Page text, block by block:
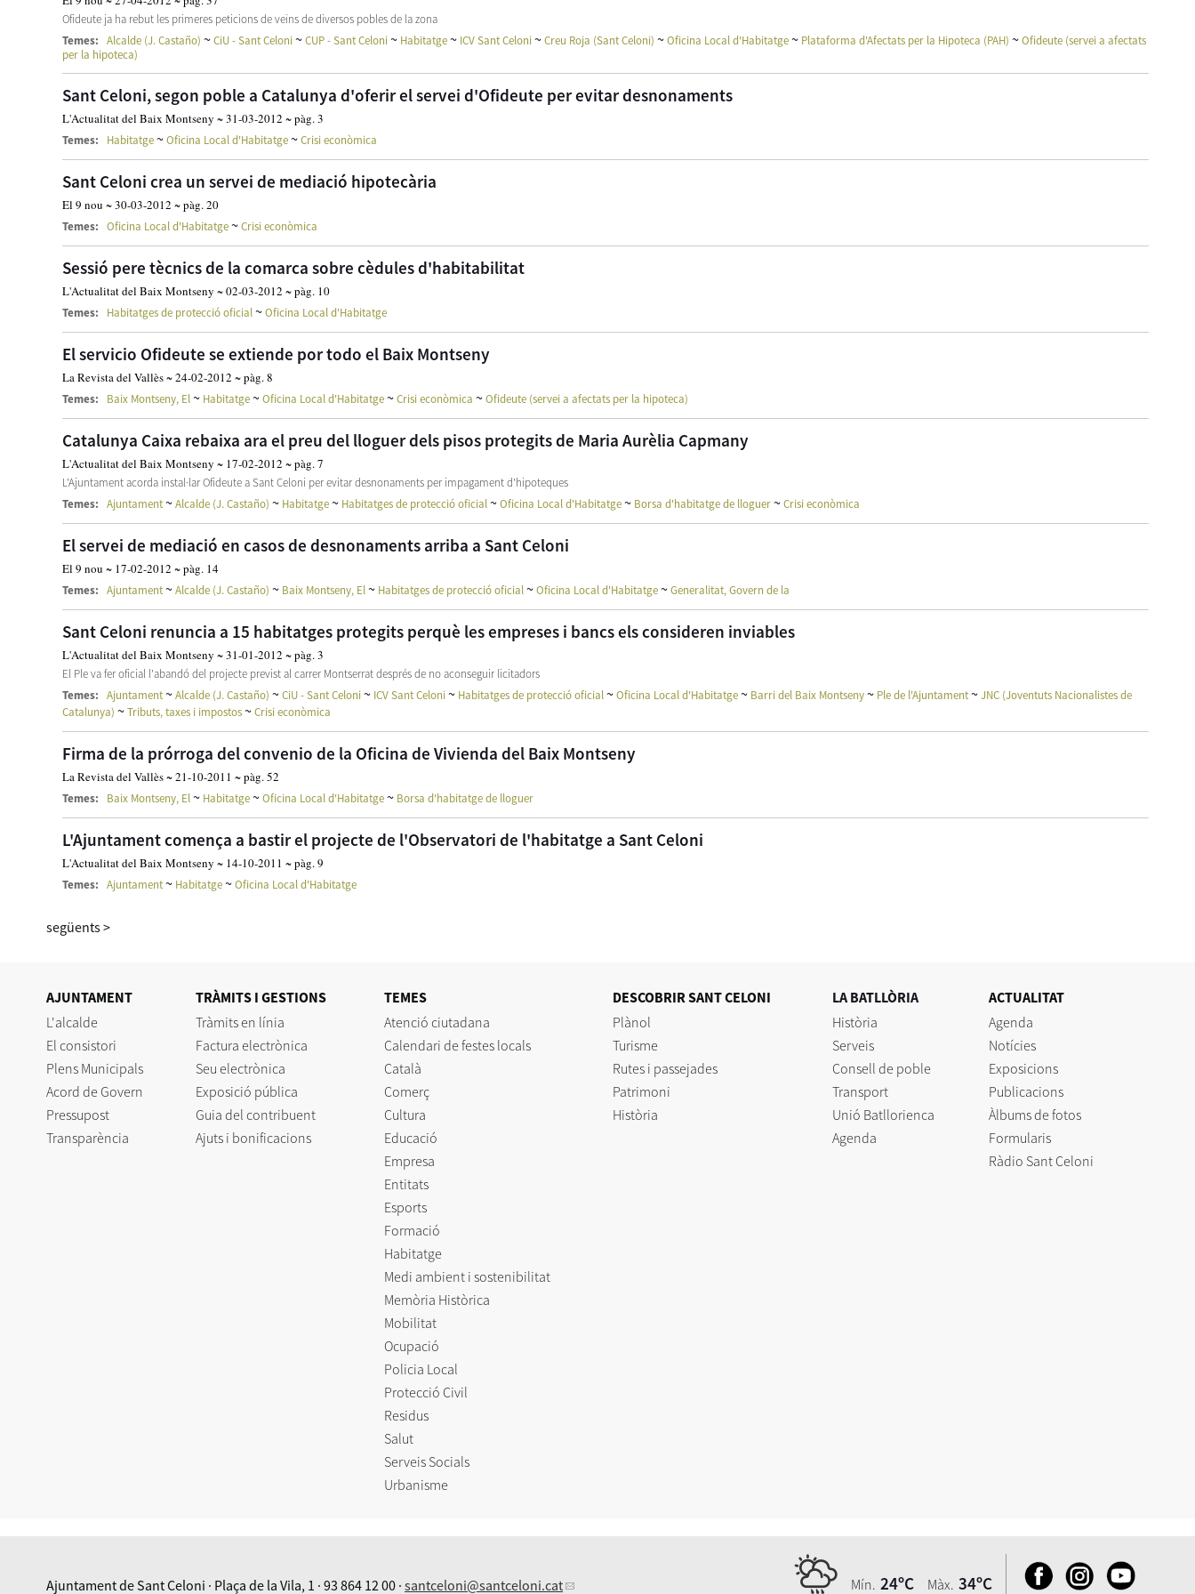
Ofideute ja ha rebut les primeres peticions de veïns de diversos pobles de la zona
Temes: Alcalde (J. Castaño) ~CiU - Sant Celoni~CUP - Sant Celoni~ Habitatge~ ICV Sant Celoni~Creu Roja (Sant Celoni) ~Oficina Local d'Habitatge~ Plataforma d'Afectats per la Hipoteca (PAH) ~Ofideute (servei a afectats
per la hipoteca)
Sant Celoni, segon poble a Catalunya d'oferir el servei d'Ofideute per evitar desnonaments
L'Actualitat del Baix Montseny ~ 31-03-2012 ~ pàg. 3
Temes: Habitatge~Oficina Local d'Habitatge~Crisi econòmica
Sant Celoni crea un servei de mediació hipotecària
El 9 nou ~ 30-03-2012 ~ pàg. 20
Temes: Oficina Local d'Habitatge~Crisi econòmica
Sessió pere tècnics de la comarca sobre cèdules d'habitabilitat
L'Actualitat del Baix Montseny ~ 02-03-2012 ~ pàg. 10
Temes: Habitatges de protecció oficial~Oficina Local d'Habitatge
El servicio Ofideute se extiende por todo el Baix Montseny
La Revista del Vallès ~ 24-02-2012 ~ pàg. 8
Temes: Baix Montseny, El~ Habitatge~Oficina Local d'Habitatge~Crisi econòmica ~Ofideute (servei a afectats per la hipoteca)
Catalunya Caixa rebaixa ara el preu del lloguer dels pisos protegits de Maria Aurèlia Capmany
L'Actualitat del Baix Montseny ~ 17-02-2012 ~ pàg. 7
L'Ajuntament acorda instal·lar Ofideute a Sant Celoni per evitar desnonaments per impagament d'hipoteques
Temes: Ajuntament~Alcalde (J. Castaño) ~ Habitatge~ Habitatges de protecció oficial~Oficina Local d'Habitatge~ Borsa d'habitatge de lloguer~Crisi econòmica
El servei de mediació en casos de desnonaments arriba a Sant Celoni
El 9 nou ~ 17-02-2012 ~ pàg. 14
Temes: Ajuntament~Alcalde (J. Castaño) ~ Baix Montseny, El~ Habitatges de protecció oficial~Oficina Local d'Habitatge~Generalitat, Govern de la
Sant Celoni renuncia a 15 habitatges protegits perquè les empreses i bancs els consideren inviables
L'Actualitat del Baix Montseny ~ 31-01-2012 ~ pàg. 3
El Ple va fer oficial l'abandó del projecte previst al carrer Montserrat després de no aconseguir licitadors
Temes: Ajuntament~Alcalde (J. Castaño) ~CiU - Sant Celoni~ ICV Sant Celoni~ Habitatges de protecció oficial~Oficina Local d'Habitatge~ Barri del Baix Montseny~ Ple de l'Ajuntament~JNC (Joventuts Nacionalistes de
Catalunya) ~Tributs, taxes i impostos~Crisi econòmica
Firma de la prórroga del convenio de la Oficina de Vivienda del Baix Montseny
La Revista del Vallès ~ 21-10-2011 ~ pàg. 52
Temes: Baix Montseny, El~ Habitatge~Oficina Local d'Habitatge~ Borsa d'habitatge de lloguer
L'Ajuntament comença a bastir el projecte de l'Observatori de l'habitatge a Sant Celoni
L'Actualitat del Baix Montseny ~ 14-10-2011 ~ pàg. 9
Temes: Ajuntament~ Habitatge~Oficina Local d'Habitatge
següents>
AJUNTAMENT
L'alcalde
El consistori
Plens Municipals
Acord de Govern
Pressupost
Transparència
TRÀMITS I GESTIONS
Tràmits en línia
Factura electrònica
Seu electrònica
Exposició pública
Guia del contribuent
Ajuts i bonificacions
TEMES
Atenció ciutadana
Calendari de festes locals
Català
Comerç
Cultura
Educació
Empresa
Entitats
Esports
Formació
Habitatge
Medi ambient i sostenibilitat
Memòria Històrica
Mobilitat
Ocupació
Policia Local
Protecció Civil
Residus
Salut
Serveis Socials
Urbanisme
DESCOBRIR SANT CELONI
Plànol
Turisme
Rutes i passejades
Patrimoni
Història
LA BATLLÒRIA
Història
Serveis
Consell de poble
Transport
Unió Batllorienca
Agenda
ACTUALITAT
Agenda
Notícies
Exposicions
Publicacions
Àlbums de fotos
Formularis
Ràdio Sant Celoni
Ajuntament de Sant Celoni · Plaça de la Vila, 1 · 93 864 12 00 · santceloni@santceloni.cat Mín. 24ºC Màx. 34ºC